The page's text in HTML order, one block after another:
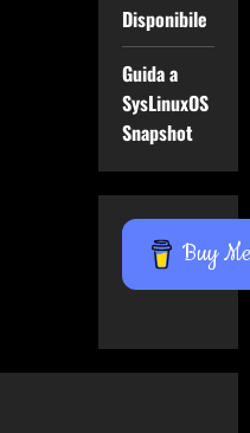
Disponibile
Guida a
SysLinuxOS
Snapshot
Buy